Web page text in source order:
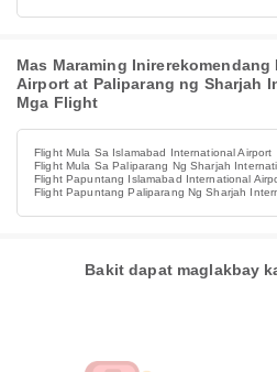
Mas Maraming
Airport at Paliparang ng Sharjah
Mga Flight
Flight Mula Sa Islamabad International Airport
Flight Mula Sa Paliparang Ng Sharjah
Flight Papuntang Islamabad International
Flight Papuntang Paliparang Ng Sharjah
Bakit dapat maglakbay